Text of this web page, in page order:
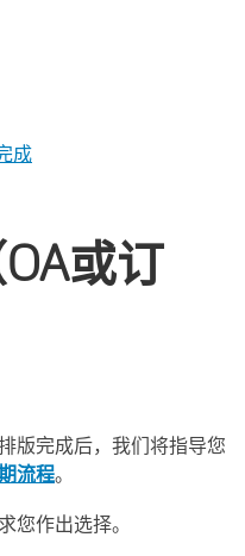
成
或订
版完成后，我们将指导您
流程。
您作出选择。